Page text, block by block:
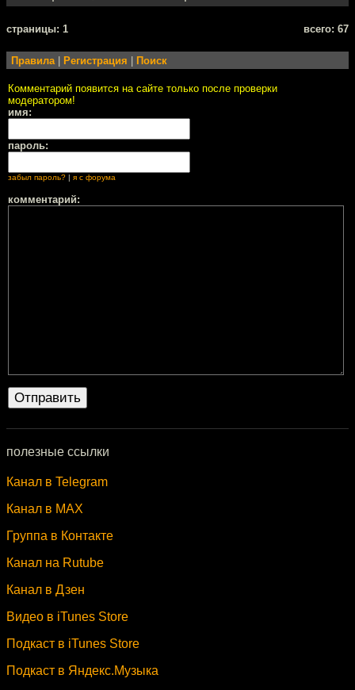
cтраницы: 1 всего: 67
Правила Регистрация Поиск
Комментарий появится на сайте только после проверки
модератором!
имя:
пароль:
забыл пароль? | я с форума
комментарий:
полезные ссылки
Канал в Telegram
Канал в MAX
Группа в Контакте
Канал на Rutube
Канал в Дзен
Видео в iTunes Store
Подкаст в iTunes Store
Подкаст в Яндекс.Музыка